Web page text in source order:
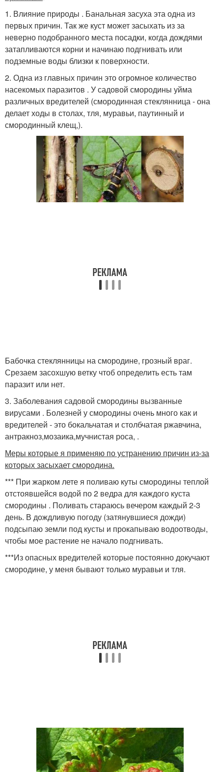
1. Влияние природы . Банальная засуха эта одна из
первых причин. Так же куст может засыхать из за
неверно подобранного места посадки, когда дождями
затапливаются корни и начинаю подгнивать или
подземные воды близки к поверхности.
2. Одна из главных причин это огромное количество
насекомых паразитов . У садовой смородины уйма
различных вредителей (смородинная стеклянница - она
делает ходы в столах, тля, муравьи, паутинный и
смородинный клещ,).
Бабочка стеклянницы на смородине, грозный враг.
Срезаем засохшую ветку чтоб определить есть там
паразит или нет.
3. Заболевания садовой смородины вызванные
вирусами . Болезней у смородины очень много как и
вредителей - это бокальчатая и столбчатая ржавчина,
антракноз,мозаика,мучнистая роса, .
Меры которые я применяю по устранению причин из-за
которых засыхает смородина.
*** При жарком лете я поливаю куты смородины теплой
отстоявшейся водой по 2 ведра для каждого куста
смородины . Поливать стараюсь вечером каждый 2-3
день. В дождливую погоду (затянувшиеся дожди)
подсыпаю земли под кусты и прокапываю водоотводы,
чтобы мое растение не начало подгнивать.
***Из опасных вредителей которые постоянно докучают
смородине, у меня бывают только муравьи и тля.